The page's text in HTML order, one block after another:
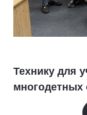
Технику для
многодетных